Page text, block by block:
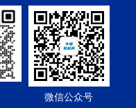
微信公众号